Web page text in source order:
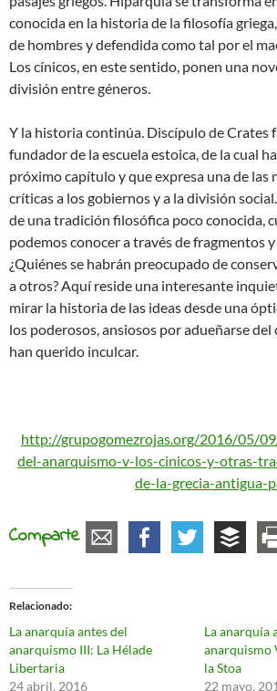
conocida en la historia de la filosofía
de hombres y defendida como tal por el
Los cínicos, en este sentido, ponen una
división entre géneros.
Y la historia continúa. Discípulo de Crates
fundador de la escuela estoica, de la cual
próximo capítulo y que expresa una de las
críticas a los gobiernos y a la división
de una tradición filosófica poco conocida,
podemos conocer a través de fragmentos y
¿Quiénes se habrán preocupado de
a otros? Aquí reside una interesante
mirar la historia de las ideas desde una
los poderosos, ansiosos por adueñarse
han querido inculcar.
http://grupogomezrojas.org/2016/05/
del-anarquismo-v-los-cinicos-y-otras-
de-la-grecia-antigua-
Comparte
Relacionado
La anarquía antes del
anarquismo III: La Hélade
Libertaria
24 abril, 2016
La anarquía
anarquismo
la Stoa
22 mayo,